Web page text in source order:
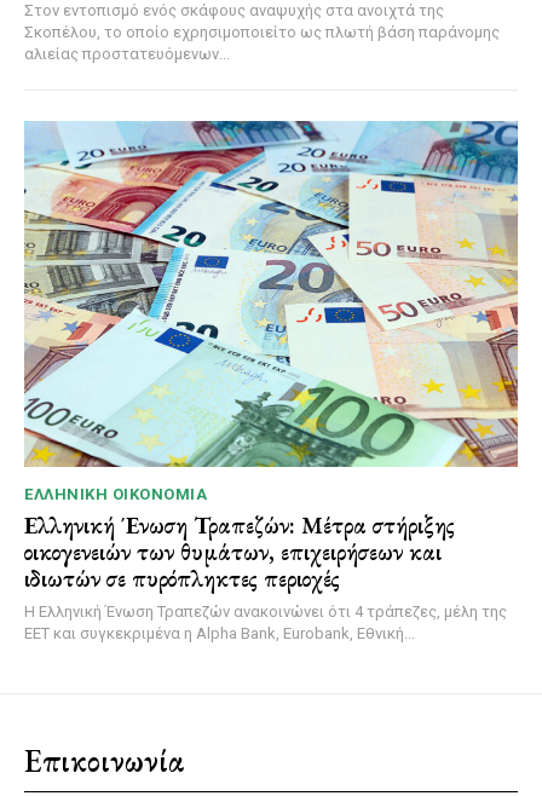
Στον εντοπισμό ενός σκάφους αναψυχής στα ανοιχτά της
Σκοπέλου, το οποίο εχρησιμοποιείτο ως πλωτή βάση παράνομης
αλιείας προστατευόμενων...
ΕΛΛΗΝΙΚΉ ΟΙΚΟΝΟΜΊΑ
Ελληνική Ένωση Τραπεζών: Μέτρα στήριξης
οικογενειών των θυμάτων, επιχειρήσεων και
ιδιωτών σε πυρόπληκτες περιοχές
Η Ελληνική Ένωση Τραπεζών ανακοινώνει ότι 4 τράπεζες, μέλη της
ΕΕΤ και συγκεκριμένα η Alpha Bank, Eurobank, Εθνική...
Επικοινωνία